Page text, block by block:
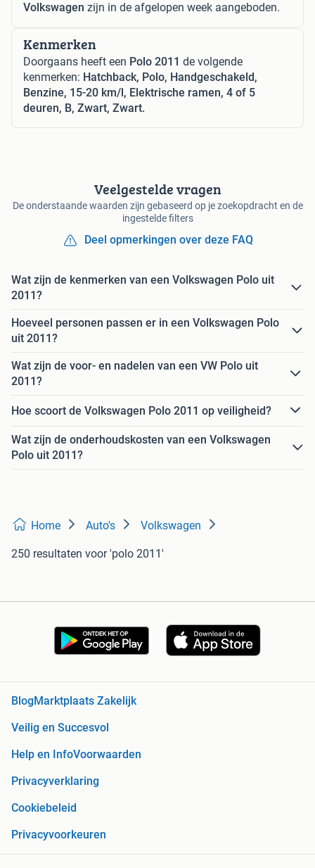
Volkswagen zijn in de afgelopen week aangeboden.
Kenmerken
Doorgaans heeft een Polo 2011 de volgende
kenmerken: Hatchback, Polo, Handgeschakeld,
Benzine, 15-20 km/l, Elektrische ramen, 4 of 5
deuren, B, Zwart, Zwart.
Veelgestelde vragen
De onderstaande waarden zijn gebaseerd op je zoekopdracht en de
ingestelde filters
Deel opmerkingen over deze FAQ
Wat zijn de kenmerken van een Volkswagen Polo uit
2011?
Hoeveel personen passen er in een Volkswagen Polo
uit 2011?
Wat zijn de voor- en nadelen van een VW Polo uit
2011?
Hoe scoort de Volkswagen Polo 2011 op veiligheid?
Wat zijn de onderhoudskosten van een Volkswagen
Polo uit 2011?
Home Auto's Volkswagen
250 resultaten voor 'polo 2011'
Blog Marktplaats Zakelijk
Veilig en Succesvol
Help en InfoVoorwaarden
Privacyverklaring
Cookiebeleid
Privacyvoorkeuren